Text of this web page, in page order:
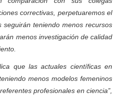
correctivas, perpetuaremos el
teniendo menos recursos
menos investigación de calidad
que las actuales científicas en
menos modelos femeninos
profesionales en ciencia”,